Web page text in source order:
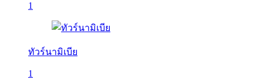
1
ทัวร์นามิเบีย
1